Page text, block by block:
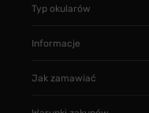
Typ okularów
Informacje
Jak zamawiać